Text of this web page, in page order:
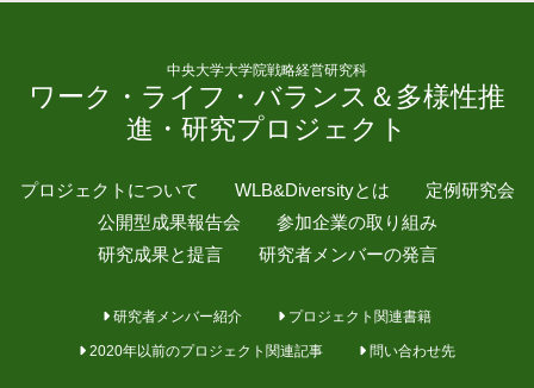
中央大学大学院戦略経営研究科
ワーク・ライフ・バランス＆多様性推
進・研究プロジェクト
プロジェクトについて WLB&Diversityとは
定例研究会
公開型成果報告会
参加企業の取り組み
研究成果と提言
研究者メンバーの発言
研究者メンバー紹介 プロジェクト関連書籍
2020年以前のプロジェクト関連記事 問い合わせ先